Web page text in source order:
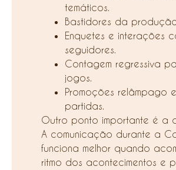
temáticos.
Bastidores da
Enquetes e interações
seguidores.
Contagem regressiva
jogos.
Promoções relâmpago
partidas.
Outro ponto importante é a
A comunicação durante a
funciona melhor quando
ritmo dos acontecimentos e